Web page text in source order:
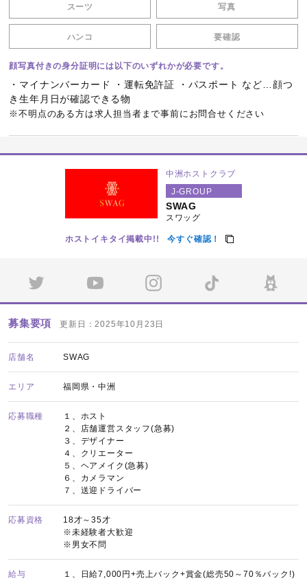
スーツ 写真
ハンコ 要確認
顔写真付きの身分証明には以下のいずれかが必要です。
・マイナンバーカード ・運転免許証 ・パスポート など…顔つ
き生年月日が確認できる物
※不明点のある方は求人担当者まで事前にお問合せください
中洲ホストクラブ
J-GROUP
SWAG
スワッグ
ホストイキタイ掲載中!! 今すぐ確認！
募集要項 更新日：2025年10月23日
店舗名 SWAG
エリア 福岡県・中洲
応募職種
１、ホスト
２、店舗運営スタッフ(急募)
３、デザイナー
４、クリエーター
５、ヘアメイク(急募)
６、カメラマン
７、送迎ドライバー
応募資格
18才～35才
※未経験者大歓迎
※男女不問
給与
１、日給7,000円+売上バック+賞金(総売50～70％バック!)